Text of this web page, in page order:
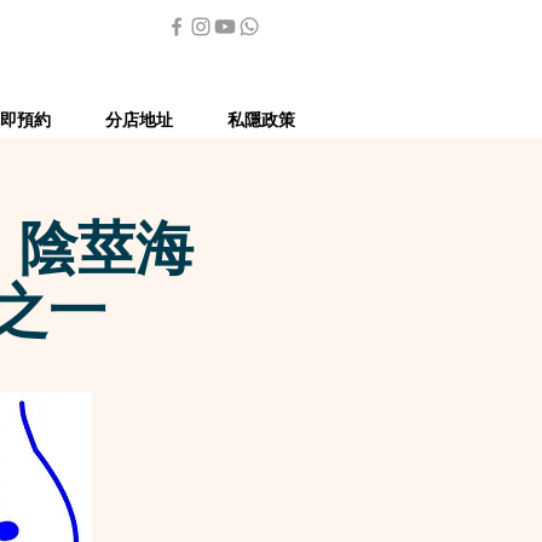
預約 分店地址 私隱政策
陰莖海
一